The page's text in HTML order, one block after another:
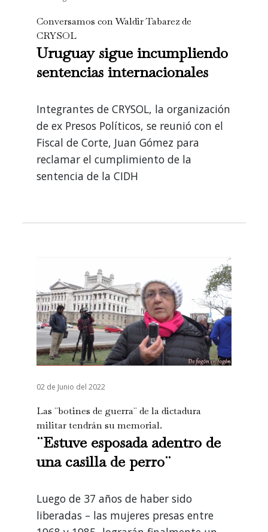
Conversamos con Waldir Tabarez de
CRYSOL
Uruguay sigue incumpliendo
sentencias internacionales
Integrantes de CRYSOL, la organización
de ex Presos Políticos, se reunió con el
Fiscal de Corte, Juan Gómez para
reclamar el cumplimiento de la
sentencia de la CIDH
02 de Junio del 2022
Las ¨botines de guerra¨ de la dictadura
militar tendrán su memorial.
¨Estuve esposada adentro de
una casilla de perro¨
Luego de 37 años de haber sido
liberadas – las mujeres presas entre